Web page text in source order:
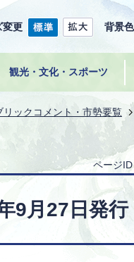
変更 背景
観光・文化・スポーツ
リックコメント・市勢要覧
ページID
9月27日発行